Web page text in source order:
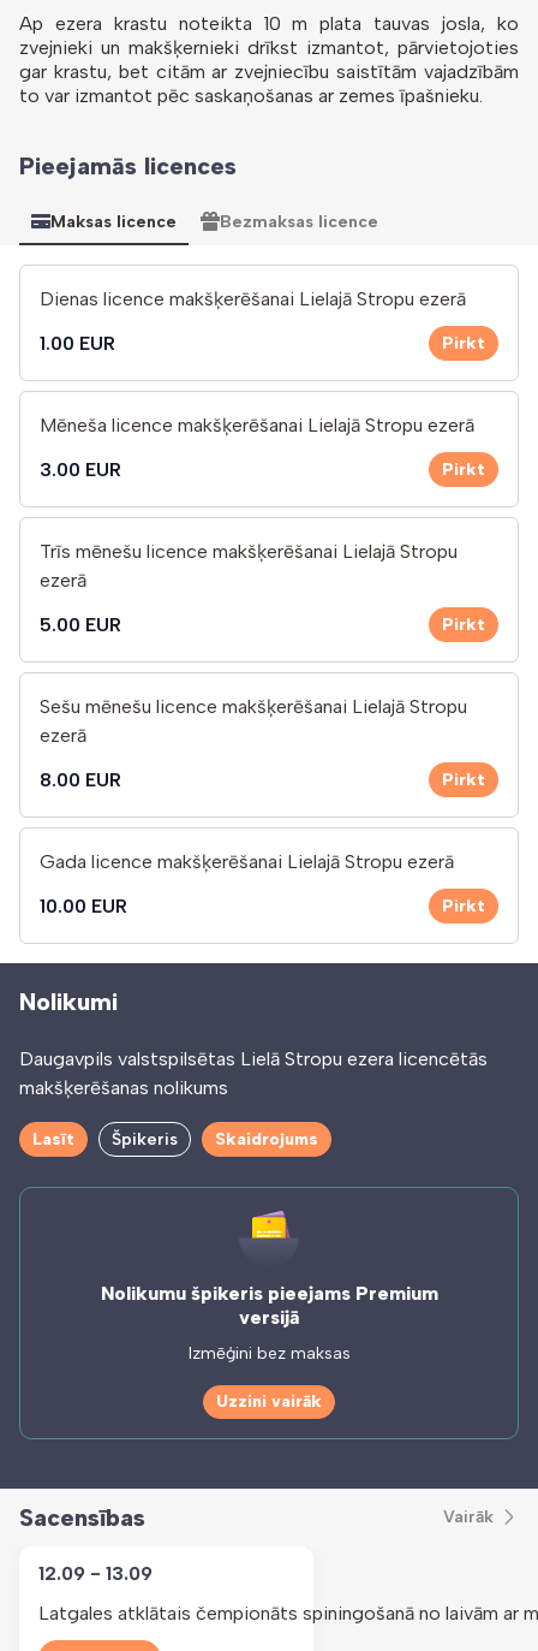
Ap ezera krastu noteikta 10 m plata tauvas josla, ko
zvejnieki un makšķernieki drīkst izmantot, pārvietojoties
gar krastu, bet citām ar zvejniecību saistītām vajadzībām
to var izmantot pēc saskaņošanas ar zemes īpašnieku.
Pieejamās licences
Maksas licence Bezmaksas licence
Dienas licence makšķerēšanai Lielajā Stropu ezerā
1.00 EUR
Pirkt
Mēneša licence makšķerēšanai Lielajā Stropu ezerā
3.00 EUR
Pirkt
Trīs mēnešu licence makšķerēšanai Lielajā Stropu
ezerā
5.00 EUR
Pirkt
Sešu mēnešu licence makšķerēšanai Lielajā Stropu
ezerā
8.00 EUR
Pirkt
Gada licence makšķerēšanai Lielajā Stropu ezerā
10.00 EUR
Pirkt
Nolikumi
Daugavpils valstspilsētas Lielā Stropu ezera licencētās
makšķerēšanas nolikums
Lasīt Špikeris Skaidrojums
Nolikumu špikeris pieejams Premium
versijā
Izmēģini bez maksas
Uzzini vairāk
Sacensības Vairāk
12.09 - 13.09
Latgales atklātais čempionāts spiningošanā no laivām ar